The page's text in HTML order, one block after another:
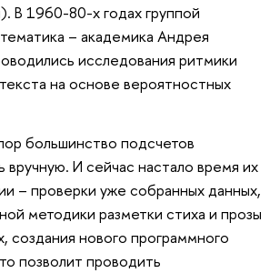
В 1960-80-х годах группой
– академика Андрея
исследования ритмики
на основе вероятностных
большинство подсчетов
вручную. И сейчас настало время их
– проверки уже собранных данных,
методики разметки стиха и прозы
создания нового программного
позволит проводить